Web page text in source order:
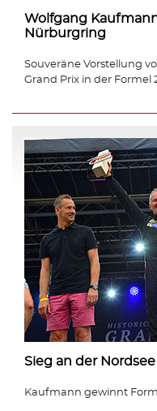
Wolfgang
Nürburgring
Souveräne Vorstellung
Grand Prix in der Formel
Sieg an der
Kaufmann gewinnt